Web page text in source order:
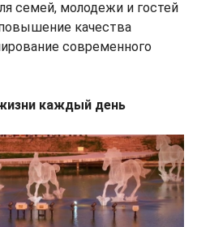
семей, молодежи и гостей
качества
современного
каждый день